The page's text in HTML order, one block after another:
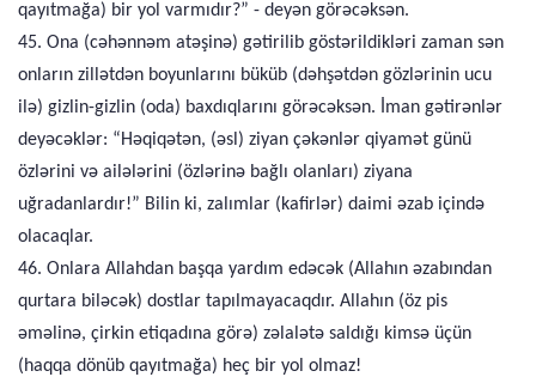
qayıtmağa) bir yol varmıdır?” - deyən görəcəksən.
45. Ona (cəhənnəm atəşinə) gətirilib göstərildikləri zaman sən
onların zillətdən boyunlarını büküb (dəhşətdən gözlərinin ucu
ilə) gizlin-gizlin (oda) baxdıqlarını görəcəksən. İman gətirənlər
deyəcəklər: “Həqiqətən, (əsl) ziyan çəkənlər qiyamət günü
özlərini və ailələrini (özlərinə bağlı olanları) ziyana
uğradanlardır!” Bilin ki, zalımlar (kafirlər) daimi əzab içində
olacaqlar.
46. Onlara Allahdan başqa yardım edəcək (Allahın əzabından
qurtara biləcək) dostlar tapılmayacaqdır. Allahın (öz pis
əməlinə, çirkin etiqadına görə) zəlalətə saldığı kimsə üçün
(haqqa dönüb qayıtmağa) heç bir yol olmaz!